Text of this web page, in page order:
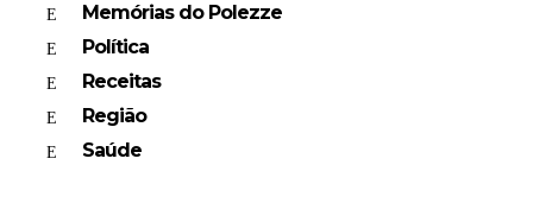
Memórias do Polezze
Política
Receitas
Região
Saúde